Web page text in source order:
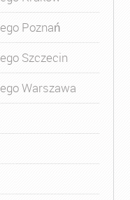
Poznań
Szczecin
Warszawa